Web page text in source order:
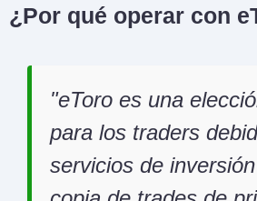
¿Por qué operar con
eToro es una
para los traders
servicios de